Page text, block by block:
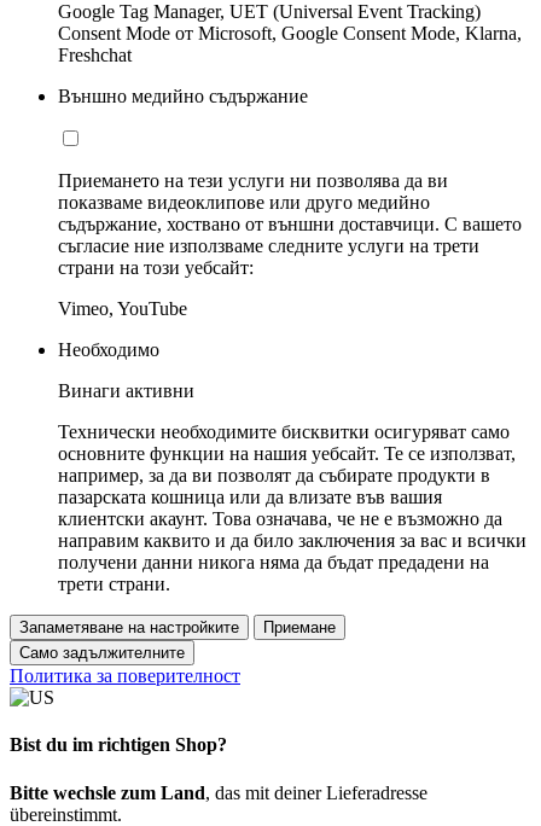
Google Tag Manager, UET (Universal Event Tracking)
Consent Mode от Microsoft, Google Consent Mode, Klarna,
Freshchat
Външно медийно съдържание
Приемането на тези услуги ни позволява да ви
показваме видеоклипове или друго медийно
съдържание, хоствано от външни доставчици. С вашето
съгласие ние използваме следните услуги на трети
страни на този уебсайт:
Vimeo, YouTube
Необходимо
Винаги активни
Технически необходимите бисквитки осигуряват само
основните функции на нашия уебсайт. Те се използват,
например, за да ви позволят да събирате продукти в
пазарската кошница или да влизате във вашия
клиентски акаунт. Това означава, че не е възможно да
направим каквито и да било заключения за вас и всички
получени данни никога няма да бъдат предадени на
трети страни.
Запаметяване на настройките
Приемане
Само задължителните
Политика за поверителност
Bist du im richtigen Shop?
Bitte wechsle zum Land, das mit deiner Lieferadresse
übereinstimmt.